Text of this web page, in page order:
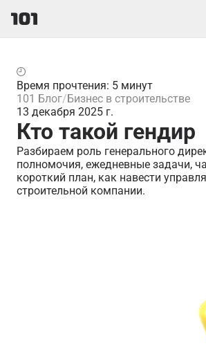
Время прочтения: 5 минут
101 Блог Бизнес в строительстве
13 декабря 2025 г.
Кто такой гендир
Разбираем роль генерального
полномочия, ежедневные задачи,
короткий план, как навести
строительной компании.